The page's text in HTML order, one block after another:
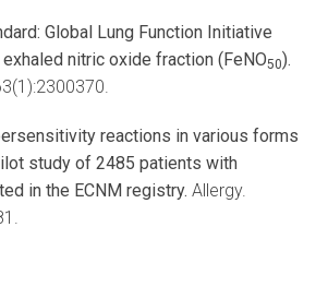
Global Lung Function Initiative
nitric oxide fraction (FeNO50).
reactions in various forms
study of 2485 patients with
in the ECNM registry. Allergy.